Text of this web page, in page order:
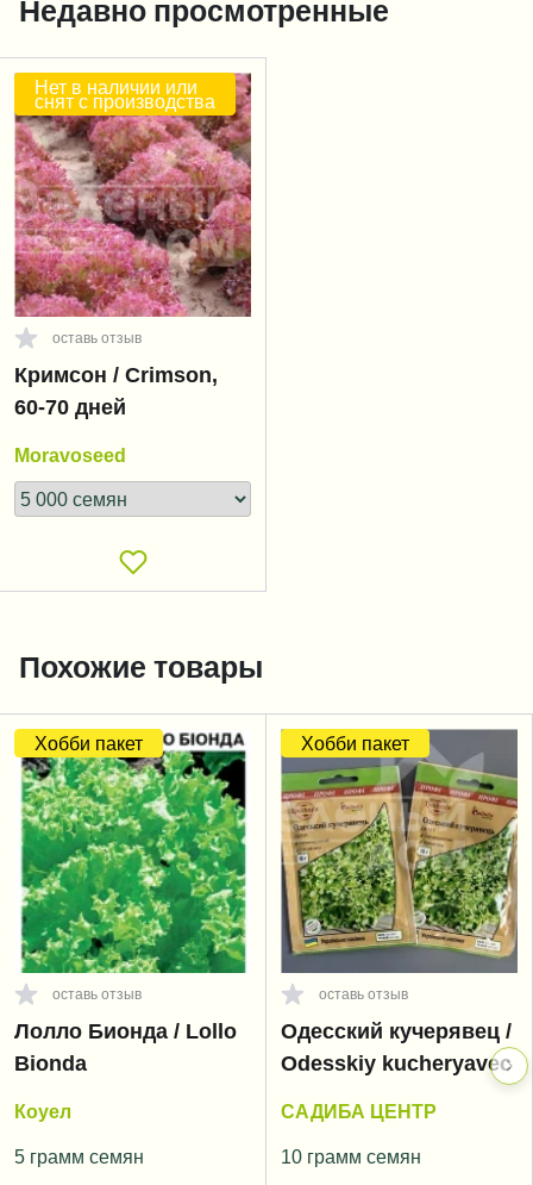
Недавно просмотренные
Нет в наличии или
снят с производства
оставь отзыв
Кримсон / Crimson,
60-70 дней
Moravoseed
Похожие товары
Хобби пакет
оставь отзыв
Лолло Бионда / Lollo
Bionda
Коуел
5 грамм семян
Хобби пакет
оставь отзыв
Одесский кучерявец /
Odesskiy kucheryavec
САДИБА ЦЕНТР
10 грамм семян